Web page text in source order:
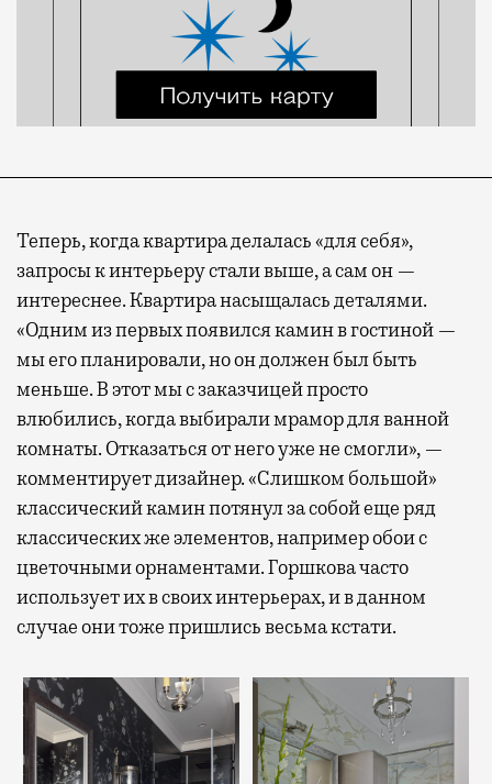
Теперь, когда квартира делалась «для себя»,
запросы к интерьеру стали выше, а сам он —
интереснее. Квартира насыщалась деталями.
«Одним из первых появился камин в гостиной —
мы его планировали, но он должен был быть
меньше. В этот мы с заказчицей просто
влюбились, когда выбирали мрамор для ванной
комнаты. Отказаться от него уже не смогли», —
комментирует дизайнер. «Слишком большой»
классический камин потянул за собой еще ряд
классических же элементов, например обои с
цветочными орнаментами. Горшкова часто
использует их в своих интерьерах, и в данном
случае они тоже пришлись весьма кстати.